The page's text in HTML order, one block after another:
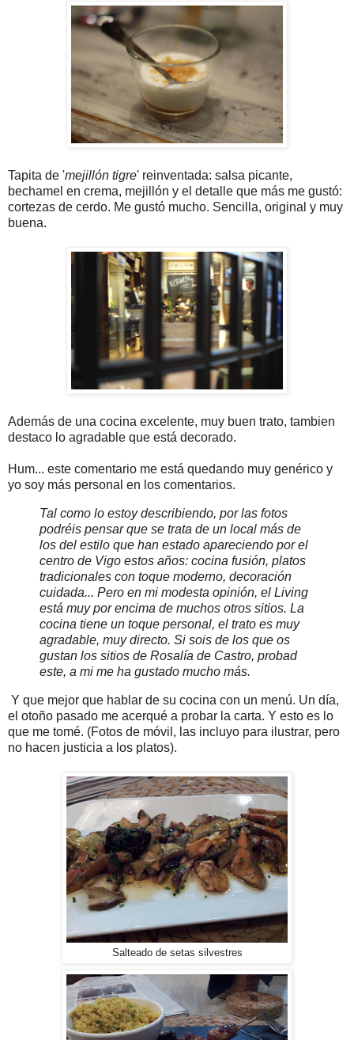
Tapita de 'mejillón tigre' reinventada: salsa picante,
bechamel en crema, mejillón y el detalle que más me gustó:
cortezas de cerdo. Me gustó mucho. Sencilla, original y muy
buena.
Además de una cocina excelente, muy buen trato, tambien
destaco lo agradable que está decorado.
Hum... este comentario me está quedando muy genérico y
yo soy más personal en los comentarios.
Tal como lo estoy describiendo, por las fotos
podréis pensar que se trata de un local más de
los del estilo que han estado apareciendo por el
centro de Vigo estos años: cocina fusión, platos
tradicionales con toque moderno, decoración
cuidada... Pero en mi modesta opinión, el Living
está muy por encima de muchos otros sitios. La
cocina tiene un toque personal, el trato es muy
agradable, muy directo. Si sois de los que os
gustan los sitios de Rosalía de Castro, probad
este, a mi me ha gustado mucho más.
Y que mejor que hablar de su cocina con un menú. Un día,
el otoño pasado me acerqué a probar la carta. Y esto es lo
que me tomé. (Fotos de móvil, las incluyo para ilustrar, pero
no hacen justicia a los platos).
Salteado de setas silvestres